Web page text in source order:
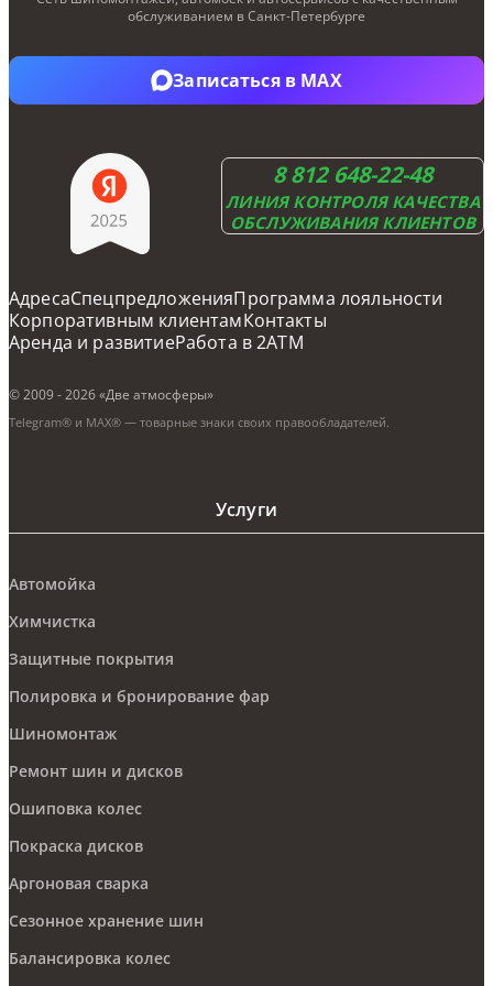
МУРИНО, ОХТИНСКАЯ АЛЛЕЯ,
Записаться Подробнее
обслуживанием в Санкт-Петербурге
8 812 648-22-48
ЛИНИЯ КОНТРОЛЯ КАЧЕСТВА
ОБСЛУЖИВАНИЯ КЛИЕНТОВ
Записаться в Telegram
Записаться в MAX
АдресаCпецпредложенияПрограмма лояльности
Корпоративным клиентамКонтакты
Аренда и развитиеРабота в 2ATM
© 2009 - 2026 «Две атмосферы»
Telegram® и MAX® — товарные знаки своих правообладателей.
Услуги
Автомойка
Химчистка
Защитные покрытия
Полировка и бронирование фар
Шиномонтаж
Ремонт шин и дисков
Ошиповка колес
Покраска дисков
Аргоновая сварка
Сезонное хранение шин
Балансировка колес